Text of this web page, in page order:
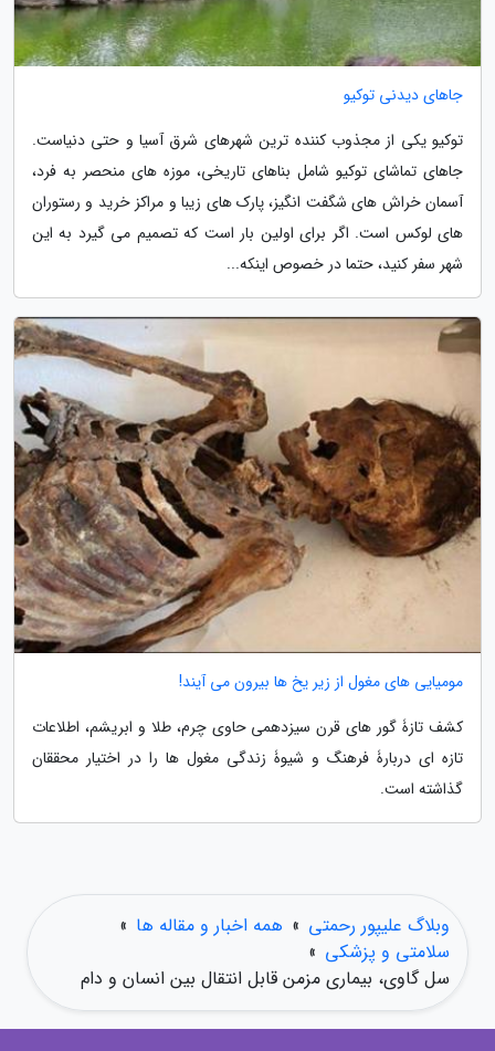
جاهای دیدنی توکیو
توکیو یکی از مجذوب کننده ترین شهرهای شرق آسیا و حتی دنیاست.
جاهای تماشای توکیو شامل بناهای تاریخی، موزه های منحصر به فرد،
آسمان خراش های شگفت انگیز، پارک های زیبا و مراکز خرید و رستوران
های لوکس است. اگر برای اولین بار است که تصمیم می گیرد به این
شهر سفر کنید، حتما در خصوص اینکه...
مومیایی های مغول از زیر یخ ها بیرون می آیند!
کشف تازۀ گور های قرن سیزدهمی حاوی چرم، طلا و ابریشم، اطلاعات
تازه ای دربارۀ فرهنگ و شیوۀ زندگی مغول ها را در اختیار محققان
گذاشته است.
وبلاگ علیپور رحمتی » همه اخبار و مقاله ها »
سلامتی و پزشکی »
سل گاوی، بیماری مزمن قابل انتقال بین انسان و دام